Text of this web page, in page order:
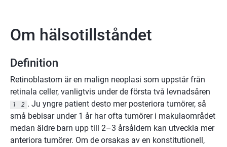
Om hälsotillståndet
Definition
Retinoblastom är en malign neoplasi som uppstår från
retinala celler, vanligtvis under de första två levnadsåren
1 2 . Ju yngre patient desto mer posteriora tumörer, så
små bebisar under 1 år har ofta tumörer i makulaområdet
medan äldre barn upp till 2–3 årsåldern kan utveckla mer
anteriora tumörer. Om de orsakas av en konstitutionell,